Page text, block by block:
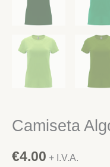
Camiseta
€4.00 + I.V.A.